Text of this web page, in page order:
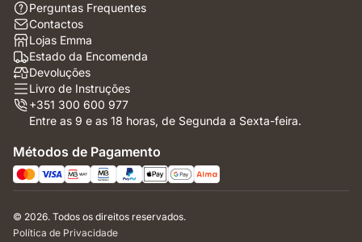
Perguntas Frequentes
Contactos
Lojas Emma
Estado da Encomenda
Devoluções
Livro de Instruções
+351 300 600 977
Entre as 9 e as 18 horas, de Segunda a Sexta-feira.
Métodos de Pagamento
© 2026. Todos os direitos reservados.
Política de Privacidade